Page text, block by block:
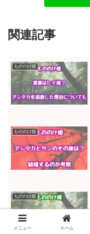
関連記事
もののけ姫
もののけ姫
もののけ姫
メニュー ホーム